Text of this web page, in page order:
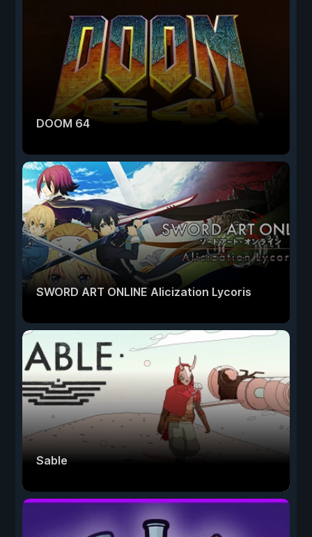
DOOM 64
SWORD ART ONLINE Alicization Lycoris
Sable